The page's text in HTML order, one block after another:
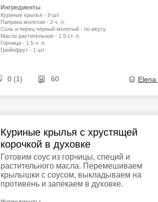
Ингредиенты
Куриные крылья - 9 шт.
Паприка молотая - 2 ч. л.
Соль и перец черный молотый - по вкусу
Масло растительное - 1.5 ст. л.
Горчица - 1.5 ч. л.
Грейпфрут - 1 шт.
0 (1) 60 Elena
Куриные крылья с хрустящей
корочкой в духовке
Готовим соус из горчицы, специй и
растительного масла. Перемешиваем
крылышки с соусом, выкладываем на
противень и запекаем в духовке.